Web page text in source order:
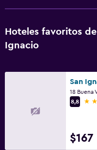
Hoteles favoritos
Ignacio
8,8
4
$167